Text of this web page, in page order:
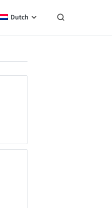
Dutch